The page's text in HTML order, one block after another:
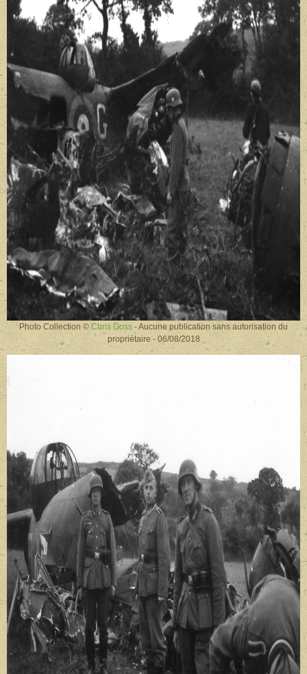
Photo Collection ©Chris Goss - Aucune publication sans autorisation du
propriétaire - 06/08/2018